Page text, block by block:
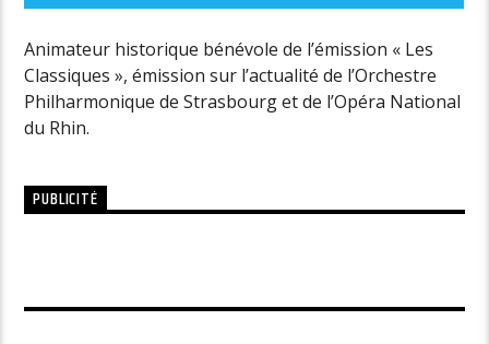
Animateur historique bénévole de l’émission « Les
Classiques », émission sur l’actualité de l’Orchestre
Philharmonique de Strasbourg et de l’Opéra National
du Rhin.
PUBLICITÉ